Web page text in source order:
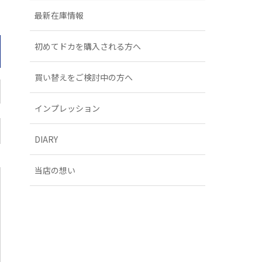
最新在庫情報
初めてドカを購入される方へ
買い替えをご検討中の方へ
インプレッション
DIARY
当店の想い